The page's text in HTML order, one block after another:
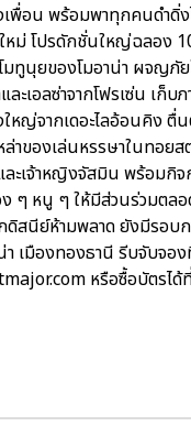
พื่อน พร้อมพาทุกคนดำดิ่ง
หม่ โปรดักชั่นใหญ่ฉลอง
มทูนุยของโมอาน่า ผจญภั
ะเอลซ่าจากโฟรเซ่น เก็บ
หญ่จากเดอะไลอ้อนคิง ตื่
าของเล่นหรรษาในทอยส
ละเจ้าหญิงจัสมิน พร้อมกิ
ๆ หนู ๆ ให้มีส่วนร่วมตล
นีย์ห้ามพลาด ยังมีรอบก
เมืองทองธานี รีบจับจอ
หรือซื้อบัตรได้